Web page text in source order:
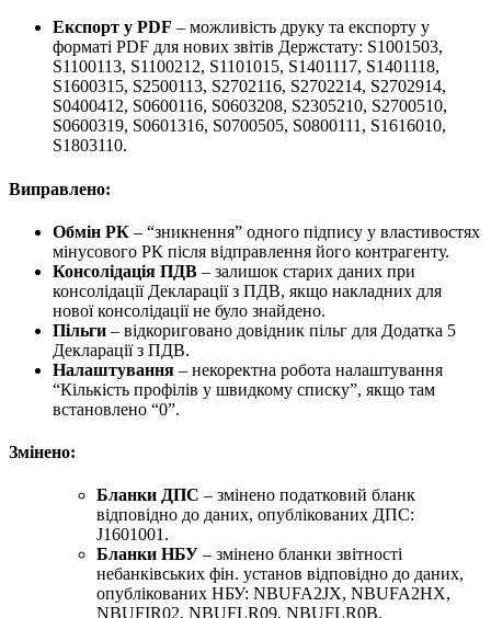
Експорт у PDF – можливість друку та експорту у
форматі PDF для нових звітів Держстату: S1001503,
S1100113, S1100212, S1101015, S1401117, S1401118,
S1600315, S2500113, S2702116, S2702214, S2702914,
S0400412, S0600116, S0603208, S2305210, S2700510,
S0600319, S0601316, S0700505, S0800111, S1616010,
S1803110.
Виправлено:
Обмін РК – “зникнення” одного підпису у властивостях
мінусового РК після відправлення його контрагенту.
Консолідація ПДВ – залишок старих даних при
консолідації Декларації з ПДВ, якщо накладних для
нової консолідації не було знайдено.
Пільги – відкориговано довідник пільг для Додатка 5
Декларації з ПДВ.
Налаштування – некоректна робота налаштування
“Кількість профілів у швидкому списку”, якщо там
встановлено “0”.
Змінено:
Бланки ДПС – змінено податковий бланк
відповідно до даних, опублікованих ДПС:
J1601001.
Бланки НБУ – змінено бланки звітності
небанківських фін. установ відповідно до даних,
опублікованих НБУ: NBUFA2JX, NBUFA2HX,
NBUFIR02, NBUFLR09, NBUFLR0B.